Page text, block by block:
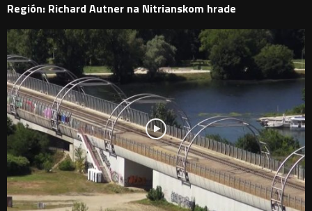
Región: Richard Autner na Nitrianskom hrade